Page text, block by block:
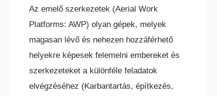
ELEKTROMOS RAKLAPEMELŐ
TARGONCA
Az emelő szerkezetek (Aerial Work
Platforms: AWP) olyan gépek, melyek
magasan lévő és nehezen hozzáférhető
helyekre képesek felemelni embereket és
szerkezeteket a különféle feladatok
elvégzéséhez (Karbantartás, építkezés,